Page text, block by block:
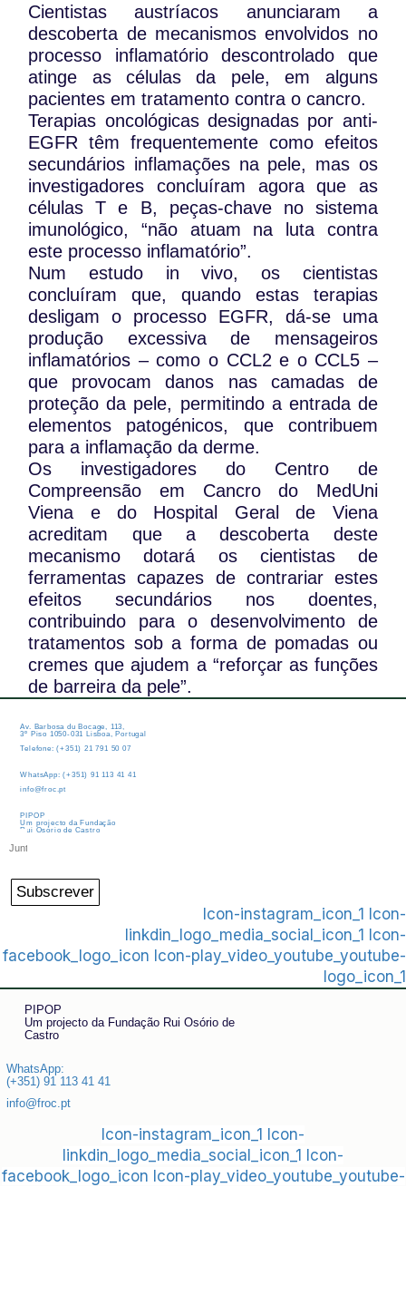
Cientistas austríacos anunciaram a
descoberta de mecanismos envolvidos no
processo inflamatório descontrolado que
atinge as células da pele, em alguns
pacientes em tratamento contra o cancro.
Terapias oncológicas designadas por anti-
EGFR têm frequentemente como efeitos
secundários inflamações na pele, mas os
investigadores concluíram agora que as
células T e B, peças-chave no sistema
imunológico, “não atuam na luta contra
este processo inflamatório”.
Num estudo in vivo, os cientistas
concluíram que, quando estas terapias
desligam o processo EGFR, dá-se uma
produção excessiva de mensageiros
inflamatórios – como o CCL2 e o CCL5 –
que provocam danos nas camadas de
proteção da pele, permitindo a entrada de
elementos patogénicos, que contribuem
para a inflamação da derme.
Os investigadores do Centro de
Compreensão em Cancro do MedUni
Viena e do Hospital Geral de Viena
acreditam que a descoberta deste
mecanismo dotará os cientistas de
ferramentas capazes de contrariar estes
efeitos secundários nos doentes,
contribuindo para o desenvolvimento de
tratamentos sob a forma de pomadas ou
cremes que ajudem a “reforçar as funções
de barreira da pele”.
Av. Barbosa du Bocage, 113,
3º Piso 1050-031 Lisboa, Portugal
Telefone: (+351) 21 791 50 07
WhatsApp: (+351) 91 113 41 41
info@froc.pt
PIPOP
Um projecto da Fundação
Rui Osório de Castro
Subscrever
Icon-instagram_icon_1
Icon-
linkdin_logo_media_social_icon_1
Icon-
facebook_logo_icon Icon-play_video_youtube_youtube-
logo_icon_1
PIPOP
Um projecto da Fundação Rui Osório de
Castro
WhatsApp:
(+351) 91 113 41 41
info@froc.pt
Icon-instagram_icon_1
Icon-
linkdin_logo_media_social_icon_1
Icon-
facebook_logo_icon Icon-play_video_youtube_youtube-